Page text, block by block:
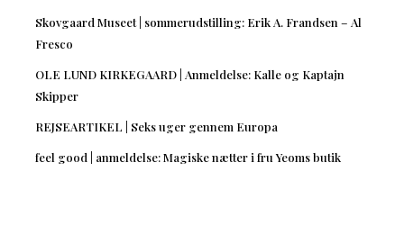
Skovgaard Museet | sommerudstilling: Erik A. Frandsen – Al
Fresco
OLE LUND KIRKEGAARD | Anmeldelse: Kalle og Kaptajn
Skipper
REJSEARTIKEL | Seks uger gennem Europa
feel good | anmeldelse: Magiske nætter i fru Yeoms butik